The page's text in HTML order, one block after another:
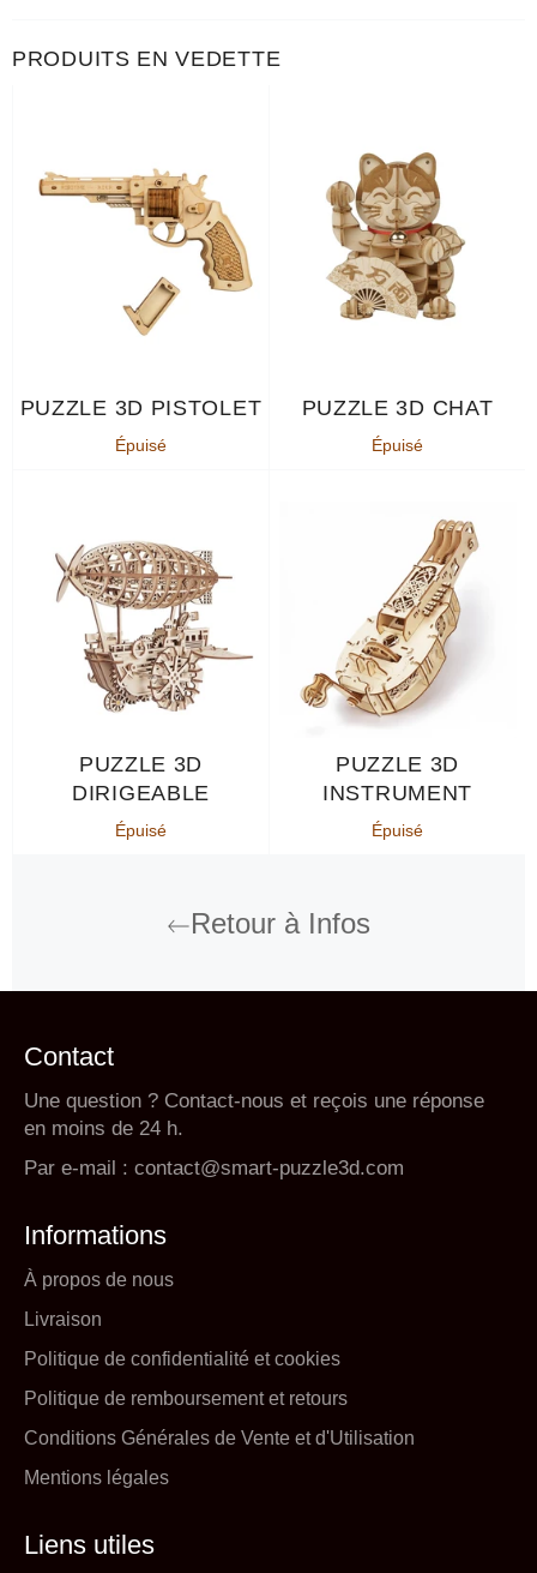
PRODUITS EN VEDETTE
PUZZLE 3D PISTOLET
Épuisé
PUZZLE 3D CHAT
Épuisé
PUZZLE 3D
DIRIGEABLE
Épuisé
PUZZLE 3D
INSTRUMENT
Épuisé
Retour à Infos
Contact
Une question ? Contact-nous et reçois une réponse
en moins de 24 h.
Par e-mail : contact@smart-puzzle3d.com
Informations
À propos de nous
Livraison
Politique de confidentialité et cookies
Politique de remboursement et retours
Conditions Générales de Vente et d'Utilisation
Mentions légales
Liens utiles